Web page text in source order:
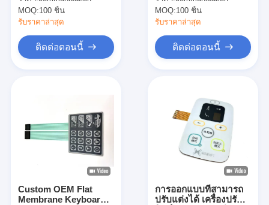
อากาศ
MOQ:100 ชิ้น
รับราคาล่าสุด
ติดต่อตอนนี้
MOQ:100 ชิ้น
รับราคาล่าสุด
ติดต่อตอนนี้
Custom OEM Flat
Membrane Keyboard
การออกแบบที่สามารถ
ปรับแต่งได้ เครื่องปรับส